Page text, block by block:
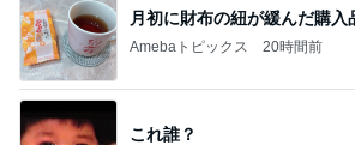
月初に財布の紐が緩んだ購入
Amebaトピックス 20時間前
これ誰？